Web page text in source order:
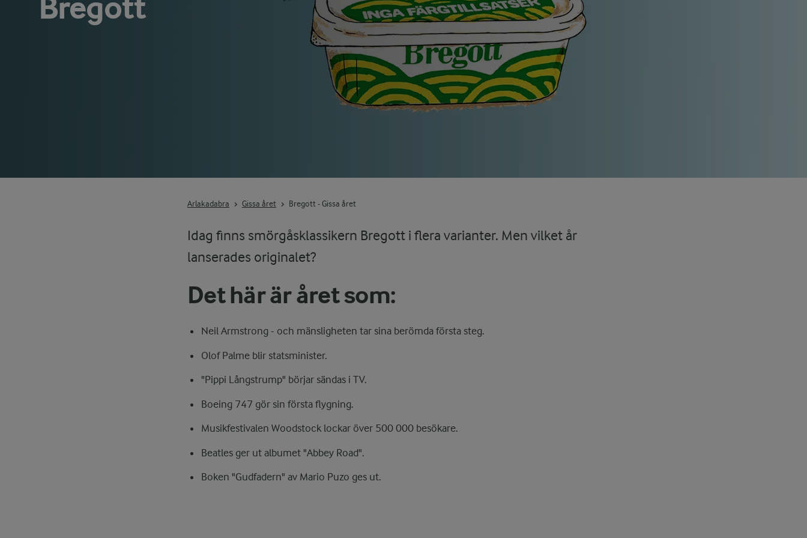
Arlakadabra Gissa året Bregott - Gissa året
Idag finns smörgåsklassikern Bregott i flera varianter. Men vilket år
lanserades originalet?
Det här är året som:
Neil Armstrong - och mänsligheten tar sina berömda första steg.
Olof Palme blir statsminister.
"Pippi Långstrump" börjar sändas i TV.
Boeing 747 gör sin första flygning.
Musikfestivalen Woodstock lockar över 500 000 besökare.
Beatles ger ut albumet "Abbey Road".
Boken "Gudfadern" av Mario Puzo ges ut.